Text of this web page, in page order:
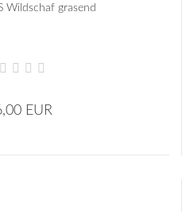
Wildschaf grasend
EUR